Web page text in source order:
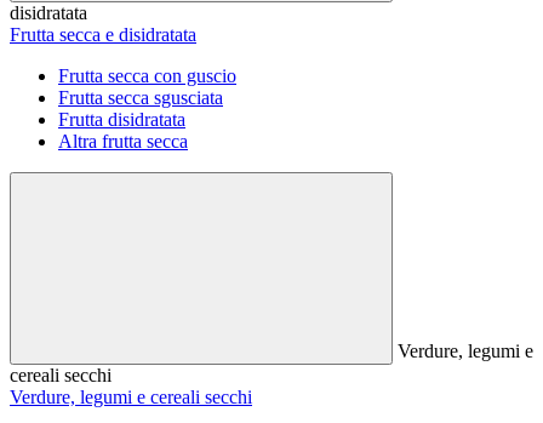
disidratata
Frutta secca e disidratata
Frutta secca con guscio
Frutta secca sgusciata
Frutta disidratata
Altra frutta secca
Verdure, legumi e
cereali secchi
Verdure, legumi e cereali secchi